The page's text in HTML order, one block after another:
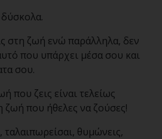
δύσκολα.
στη ζωή ενώ παράλληλα, δεν
που υπάρχει μέσα σου και
σου.
που ζεις είναι τελείως
ζωή που ήθελες να ζούσες!
ταλαιπωρείσαι, θυμώνεις,